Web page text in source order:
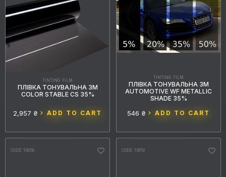
TINTING FILM
ПЛІВКА ТОНУВАЛЬНА 3M
COLOR STABLE CS 35%
2,957 ₴ ADD TO CART
TINTING FILM
ПЛІВКА ТОНУВАЛЬНА 3M
AUTOMOTIVE WF METALLIC
SHADE 35%
546 ₴ ADD TO CART
CODE: 10659 CODE: 10619